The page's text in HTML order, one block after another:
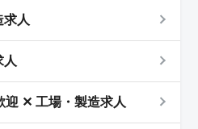
人
人
✕ 工場・製造求人